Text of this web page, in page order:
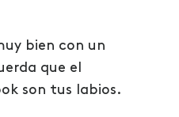
bien con un
que el
son tus labios.